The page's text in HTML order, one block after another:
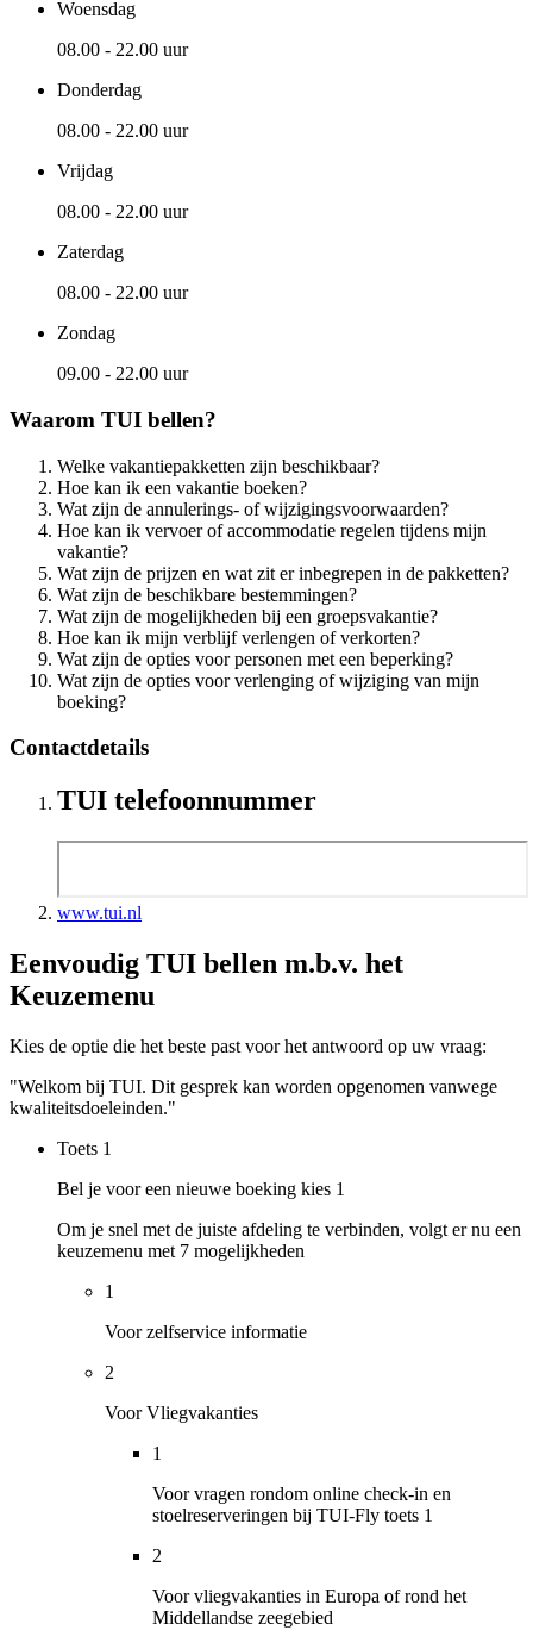
Woensdag
08.00 - 22.00 uur
Donderdag
08.00 - 22.00 uur
Vrijdag
08.00 - 22.00 uur
Zaterdag
08.00 - 22.00 uur
Zondag
09.00 - 22.00 uur
Waarom TUI bellen?
Welke vakantiepakketten zijn beschikbaar?
Hoe kan ik een vakantie boeken?
Wat zijn de annulerings- of wijzigingsvoorwaarden?
Hoe kan ik vervoer of accommodatie regelen tijdens mijn
vakantie?
Wat zijn de prijzen en wat zit er inbegrepen in de pakketten?
Wat zijn de beschikbare bestemmingen?
Wat zijn de mogelijkheden bij een groepsvakantie?
Hoe kan ik mijn verblijf verlengen of verkorten?
Wat zijn de opties voor personen met een beperking?
Wat zijn de opties voor verlenging of wijziging van mijn
boeking?
Contactdetails
TUI telefoonnummer
www.tui.nl
Eenvoudig TUI bellen m.b.v. het
Keuzemenu
Kies de optie die het beste past voor het antwoord op uw vraag:
"Welkom bij TUI. Dit gesprek kan worden opgenomen vanwege
kwaliteitsdoeleinden."
Toets 1
Bel je voor een nieuwe boeking kies 1
Om je snel met de juiste afdeling te verbinden, volgt er nu een
keuzemenu met 7 mogelijkheden
1
Voor zelfservice informatie
2
Voor Vliegvakanties
1
Voor vragen rondom online check-in en
stoelreserveringen bij TUI-Fly toets 1
2
Voor vliegvakanties in Europa of rond het
Middellandse zeegebied